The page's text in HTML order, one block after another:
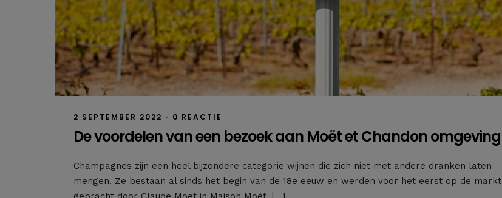
2 SEPTEMBER 2022 • 0 REACTIE
De voordelen van een bezoek aan Moët et Chandon omgeving
Champagnes zijn een heel bijzondere categorie wijnen die zich niet met andere dranken laten
mengen. Ze bestaan al sinds het begin van de 18e eeuw en werden voor het eerst op de markt